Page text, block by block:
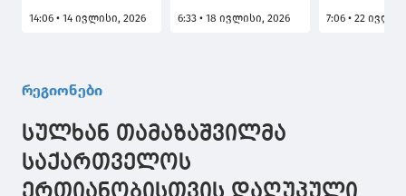
საქველმოქმედო
და
ცენტრ
"ბეთლემის"
მშენებლობა,
რომელიც ჩვენი
14:06 • 14 ივლისი, 2026
სეზონზე
6:33 • 18 ივლისი, 2026
ეროვნული
7:06 • 22
რეგიონები
სულხან თამაზაშვილმა
საქართველოს